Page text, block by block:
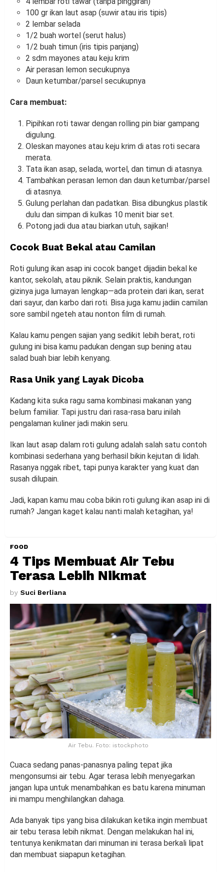
100 gr ikan laut asap (suwir atau iris tipis)
2 lembar selada
1/2 buah wortel (serut halus)
1/2 buah timun (iris tipis panjang)
2 sdm mayones atau keju krim
Air perasan lemon secukupnya
Daun ketumbar/parsel secukupnya
Cara membuat:
Pipihkan roti tawar dengan rolling pin biar gampang
digulung.
Oleskan mayones atau keju krim di atas roti secara
merata.
Tata ikan asap, selada, wortel, dan timun di atasnya.
Tambahkan perasan lemon dan daun ketumbar/parsel
di atasnya.
Gulung perlahan dan padatkan. Bisa dibungkus plastik
dulu dan simpan di kulkas 10 menit biar set.
Potong jadi dua atau biarkan utuh, sajikan!
Cocok Buat Bekal atau Camilan
Roti gulung ikan asap ini cocok banget dijadiin bekal ke
kantor, sekolah, atau piknik. Selain praktis, kandungan
gizinya juga lumayan lengkap—ada protein dari ikan, serat
dari sayur, dan karbo dari roti. Bisa juga kamu jadiin camilan
sore sambil ngeteh atau nonton film di rumah.
Kalau kamu pengen sajian yang sedikit lebih berat, roti
gulung ini bisa kamu padukan dengan sup bening atau
salad buah biar lebih kenyang.
Rasa Unik yang Layak Dicoba
Kadang kita suka ragu sama kombinasi makanan yang
belum familiar. Tapi justru dari rasa-rasa baru inilah
pengalaman kuliner jadi makin seru.
Ikan laut asap dalam roti gulung adalah salah satu contoh
kombinasi sederhana yang berhasil bikin kejutan di lidah.
Rasanya nggak ribet, tapi punya karakter yang kuat dan
susah dilupain.
Jadi, kapan kamu mau coba bikin roti gulung ikan asap ini di
rumah? Jangan kaget kalau nanti malah ketagihan, ya!
FOOD
4 Tips Membuat Air Tebu
Terasa Lebih Nikmat
by Suci Berliana
Air Tebu. Foto: istockphoto
Cuaca sedang panas-panasnya paling tepat jika
mengonsumsi air tebu. Agar terasa lebih menyegarkan
jangan lupa untuk menambahkan es batu karena minuman
ini mampu menghilangkan dahaga.
Ada banyak tips yang bisa dilakukan ketika ingin membuat
air tebu terasa lebih nikmat. Dengan melakukan hal ini,
tentunya kenikmatan dari minuman ini terasa berkali lipat
dan membuat siapapun ketagihan.